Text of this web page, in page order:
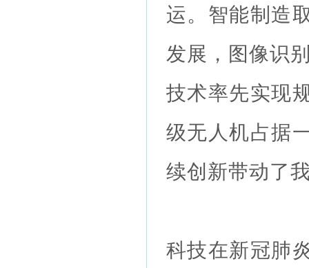
运。智能制造
发展，图像识
技术率先实现
级无人机占据
续创新带动
科技在新冠肺